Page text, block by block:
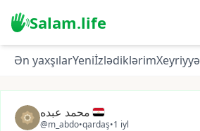
Salam.life
Ən yaxşılarYeniİzlədiklərimXeyriyyə
محمد عبده
@m_abdo•qardaş•1 iyl